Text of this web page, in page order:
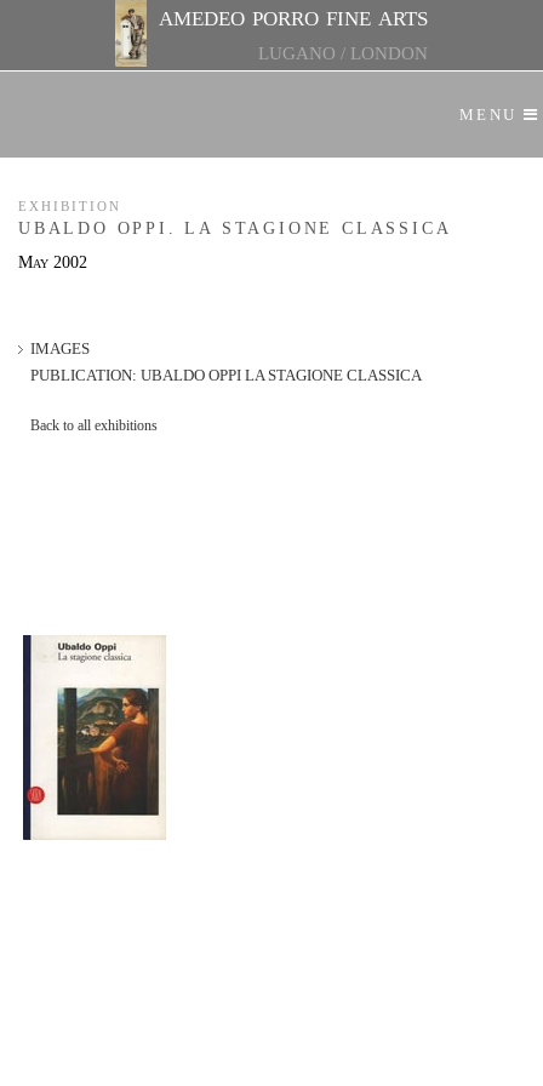
amedeo porro fine arts
LUGANO / LONDON
MENU
EXHIBITION
UBALDO OPPI. LA STAGIONE CLASSICA
May 2002
IMAGES
PUBLICATION: UBALDO OPPI LA STAGIONE CLASSICA
Back to all exhibitions